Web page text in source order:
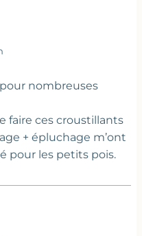
pour nombreuses
faire ces croustillants
+ épluchage m’ont
pour les petits pois.